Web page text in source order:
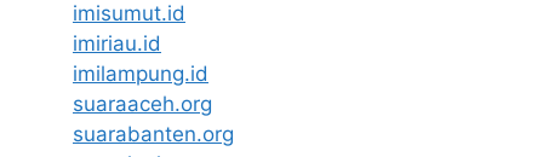
imisumut.id
imiriau.id
imilampung.id
suaraaceh.org
suarabanten.org